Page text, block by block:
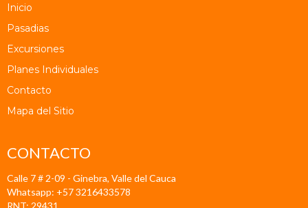
Inicio
Pasadias
Excursiones
Planes Individuales
Contacto
Mapa del Sitio
CONTACTO
Calle 7 # 2-09 - Ginebra, Valle del Cauca
Whatsapp: +57 3216433578
RNT: 29431